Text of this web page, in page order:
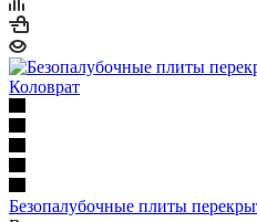
Безопалубочные плиты